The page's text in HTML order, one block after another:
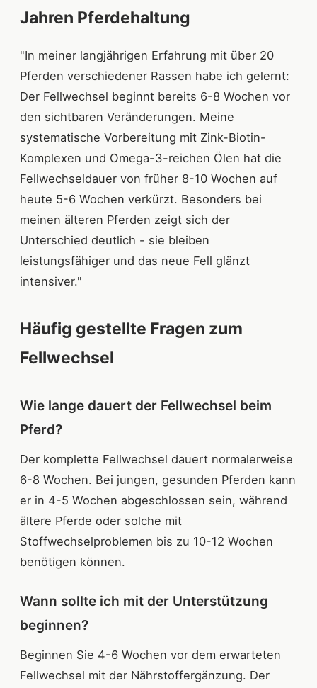
Jahren Pferdehaltung
"In meiner langjährigen Erfahrung mit über 20
Pferden verschiedener Rassen habe ich gelernt:
Der Fellwechsel beginnt bereits 6-8 Wochen vor
den sichtbaren Veränderungen. Meine
systematische Vorbereitung mit Zink-Biotin-
Komplexen und Omega-3-reichen Ölen hat die
Fellwechseldauer von früher 8-10 Wochen auf
heute 5-6 Wochen verkürzt. Besonders bei
meinen älteren Pferden zeigt sich der
Unterschied deutlich - sie bleiben
leistungsfähiger und das neue Fell glänzt
intensiver."
Häufig gestellte Fragen zum
Fellwechsel
Wie lange dauert der Fellwechsel beim
Pferd?
Der komplette Fellwechsel dauert normalerweise
6-8 Wochen. Bei jungen, gesunden Pferden kann
er in 4-5 Wochen abgeschlossen sein, während
ältere Pferde oder solche mit
Stoffwechselproblemen bis zu 10-12 Wochen
benötigen können.
Wann sollte ich mit der Unterstützung
beginnen?
Beginnen Sie 4-6 Wochen vor dem erwarteten
Fellwechsel mit der Nährstoffergänzung. Der